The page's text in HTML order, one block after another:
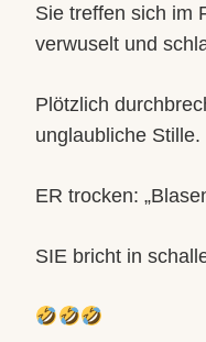
Sie treffen sich im
verwuselt und
Plötzlich
unglaubliche Stille.
ER trocken:
SIE bricht in